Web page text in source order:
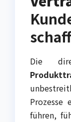
Die
führen,